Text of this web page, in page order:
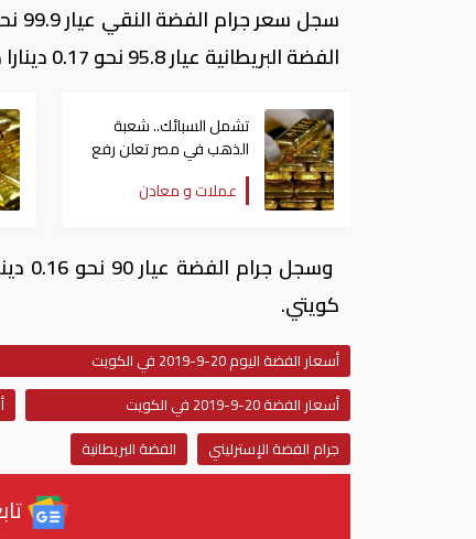
الفضة البريطانية عيار 95.8 نحو 0.17 دينارا كويتيا، وجرام الفضة الإسترليني عيار 92.5 نحو 0.16 دينارا.
تشمل السبائك.. شعبة
الذهب في مصر تعلن رفع
قيمة المصنعية على
المشغولات 10%
عملات و معادن
كويتي.
أسعار الفضة اليوم 20-9-2019 في الكويت
أسعار الفضة 20-9-2019 في الكويت
جرام الفضة الإسترليني
الفضة البريطانية